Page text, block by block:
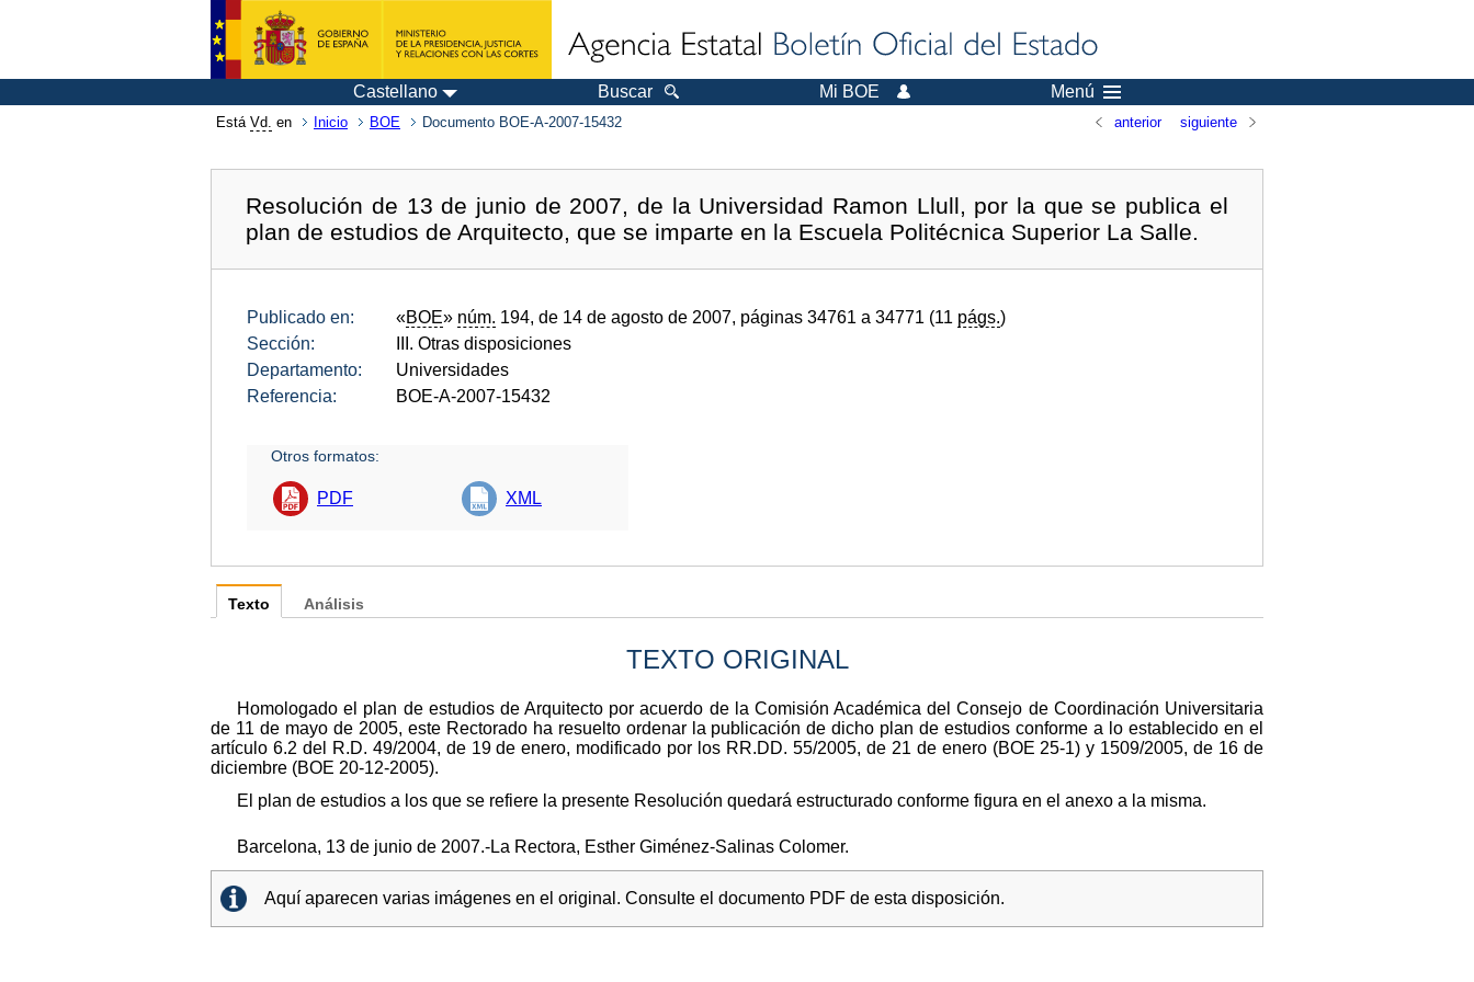
Castellano Buscar Mi BOE Menú
Está Vd. en Inicio BOE Documento BOE-A-2007-15432 anterior siguiente
Resolución de 13 de junio de 2007, de la Universidad Ramon Llull, por la que se publica el
plan de estudios de Arquitecto, que se imparte en la Escuela Politécnica Superior La Salle.
Publicado en: «BOE» núm. 194, de 14 de agosto de 2007, páginas 34761 a 34771 (11 págs.)
Sección:
III. Otras disposiciones
Departamento:
Universidades
Referencia:
BOE-A-2007-15432
Otros formatos:
PDF XML
Texto
TEXTO ORIGINAL
Homologado el plan de estudios de Arquitecto por acuerdo de la Comisión Académica del Consejo de Coordinación Universitaria
de 11 de mayo de 2005, este Rectorado ha resuelto ordenar la publicación de dicho plan de estudios conforme a lo establecido en el
artículo 6.2 del R.D. 49/2004, de 19 de enero, modificado por los RR.DD. 55/2005, de 21 de enero (BOE 25-1) y 1509/2005, de 16 de
diciembre (BOE 20-12-2005).
El plan de estudios a los que se refiere la presente Resolución quedará estructurado conforme figura en el anexo a la misma.
Barcelona, 13 de junio de 2007.-La Rectora, Esther Giménez-Salinas Colomer.
Aquí aparecen varias imágenes en el original. Consulte el documento PDF de esta disposición.
Análisis